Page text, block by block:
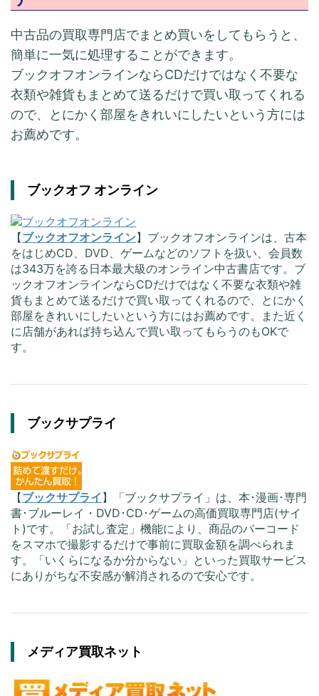
中古品の買取専門店でまとめ買いをしてもらうと、
簡単に一気に処理することができます。
ブックオフオンラインならCDだけではなく不要な
衣類や雑貨もまとめて送るだけで買い取ってくれる
ので、とにかく部屋をきれいにしたいという方には
お薦めです。
ブックオフ オンライン
【ブックオフオンライン】ブックオフオンラインは、古本
をはじめCD、DVD、ゲームなどのソフトを扱い、会員数
は343万を誇る日本最大級のオンライン中古書店です。ブ
ックオフオンラインならCDだけではなく不要な衣類や雑
貨もまとめて送るだけで買い取ってくれるので、とにかく
部屋をきれいにしたいという方にはお薦めです。また近く
に店舗があれば持ち込んで買い取ってもらうのもOKで
す。
ブックサプライ
【ブックサプライ 】「ブックサプライ」は、本･漫画･専門
書･ブルーレイ・DVD･CD･ゲームの高価買取専門店(サイ
ト)です。「お試し査定」機能により、商品のバーコード
をスマホで撮影するだけで事前に買取金額を調べられま
す。「いくらになるか分からない」といった買取サービス
にありがちな不安感が解消されるので安心です。
メディア買取ネット